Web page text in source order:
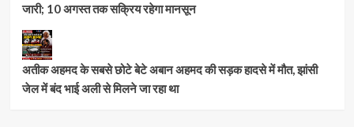
जारी; 10 अगस्त तक सक्रिय रहेगा मानसून
अतीक अहमद के सबसे छोटे बेटे अबान अहमद की सड़क हादसे में मौत, झांसी
जेल में बंद भाई अली से मिलने जा रहा था